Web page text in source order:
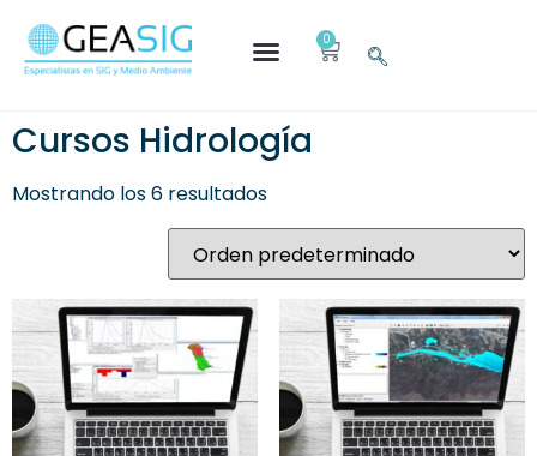
0
Cursos Hidrología
Mostrando los 6 resultados